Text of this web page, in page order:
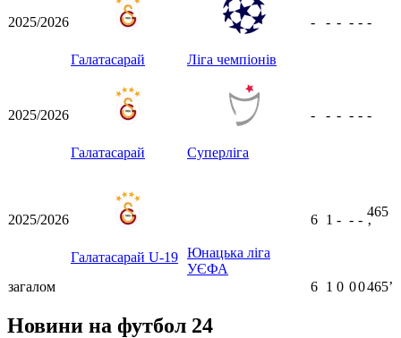
2025/2026
Галатасарай Ліга чемпіонів
- - - - - -
2025/2026
Галатасарай Суперліга
- - - - - -
2025/2026
Галатасарай U-19 Юнацька ліга
УЄФА
6 1 - - -
465
ʼ
загалом 6 1 0 00465ʼ
Новини на футбол 24